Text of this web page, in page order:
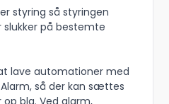
styring så styringen
på bestemte
lave automationer med
så der kan sættes
bla. Ved alarm,